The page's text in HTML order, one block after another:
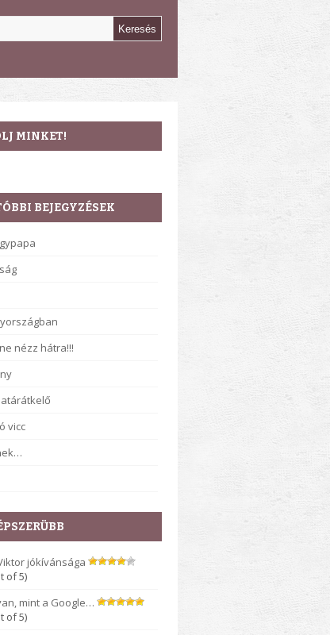
MINKET!
BEJEGYZÉSEK
nézz hátra!!!
vicc
jókívánsága
of 5)
mint a Google…
of 5)